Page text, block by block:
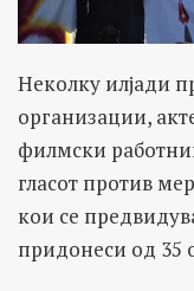
Неколку илјади
организации,
филмски
гласот против
кои се
придонеси од 35